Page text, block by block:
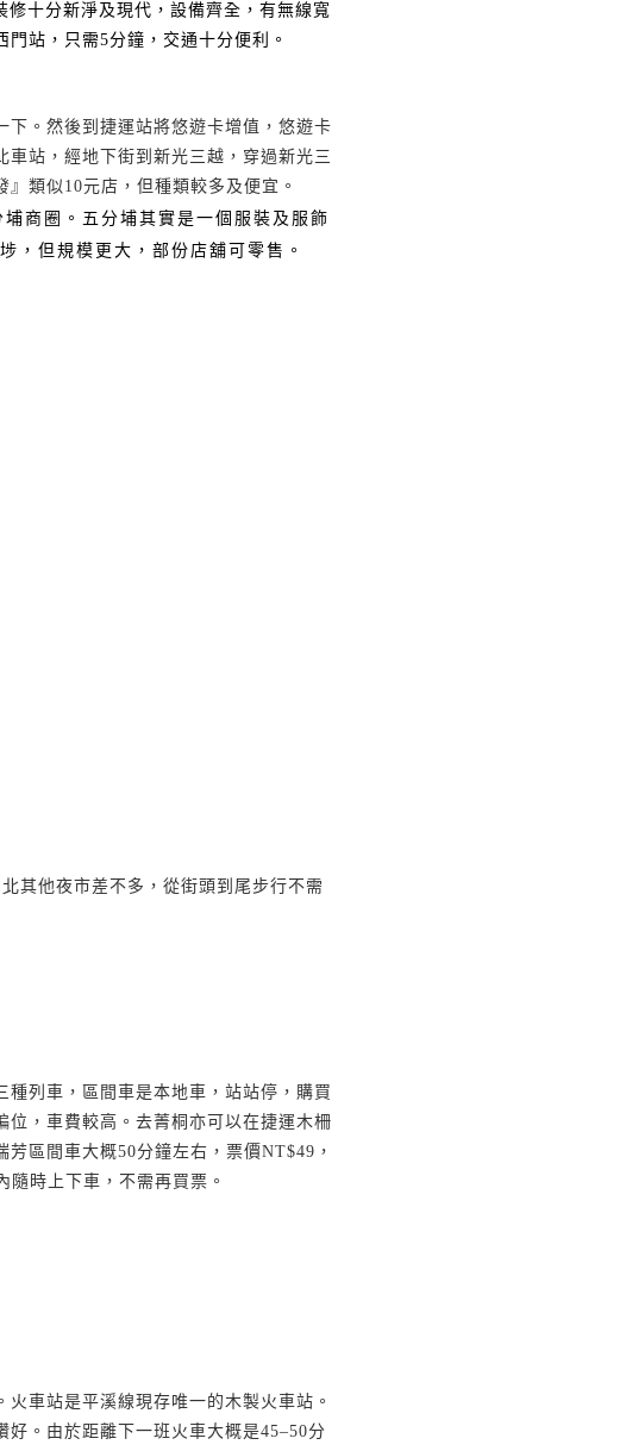
十分新淨及現代，設備齊全，有無線寬
門站，只需5分鐘，交通十分便利。
。然後到捷運站將悠遊卡增值，悠遊卡
站，經地下街到新光三越，穿過新光三
』類似 10元店，但種類較多及便宜。
商圈。五分埔其實是一個服裝及服飾
，但規模更大，部份店舖可零售。
其他夜市差不多，從街頭到尾步行不需
列車，區間車是本地車，站站停，購買
，車費較高。去菁桐亦可以在捷運木柵
芳區間車大概50分鐘左右，票價NT$49 ，
隨時上下車，不需再買票。
車站是平溪線現存唯一的木製火車站。
好。由於距離下一班火車大概是45–50分